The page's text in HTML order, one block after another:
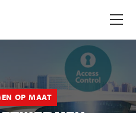
OP MAAT